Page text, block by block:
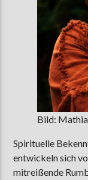
Bild:
Spirituelle
entwickeln sich
mitreißende